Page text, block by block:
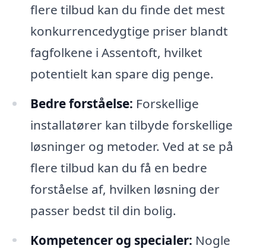
flere tilbud kan du finde det mest
konkurrencedygtige priser blandt
fagfolkene i Assentoft, hvilket
potentielt kan spare dig penge.
Bedre forståelse: Forskellige
installatører kan tilbyde forskellige
løsninger og metoder. Ved at se på
flere tilbud kan du få en bedre
forståelse af, hvilken løsning der
passer bedst til din bolig.
Kompetencer og specialer: Nogle